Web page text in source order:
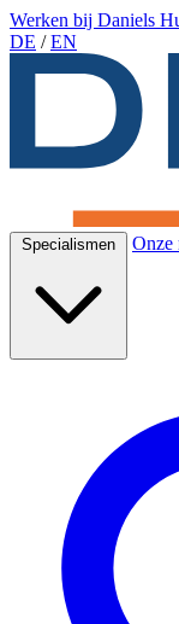
Werken bij Daniels
DE / EN
Specialismen Onze